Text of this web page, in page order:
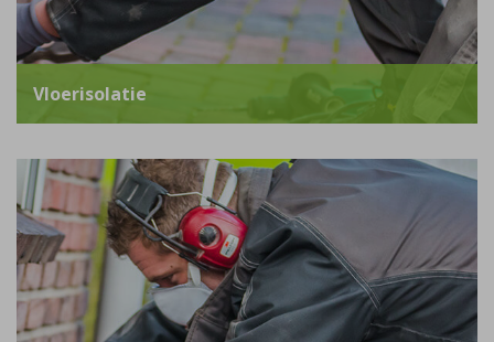
Vloerisolatie